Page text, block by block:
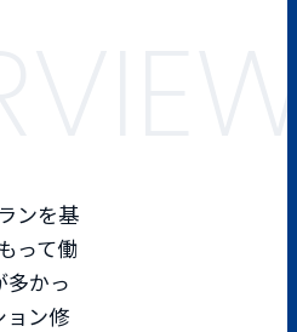
ンを基
って働
多かっ
ョン修